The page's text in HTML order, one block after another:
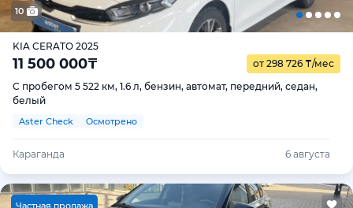
10
KIA CERATO 2025
11 500 000₸ от 298 726 ₸/мес
С пробегом 5 522 км, 1.6 л, бензин, автомат, передний, седан,
белый
Aster Check Осмотрено
Караганда 6 августа
Частная продажа